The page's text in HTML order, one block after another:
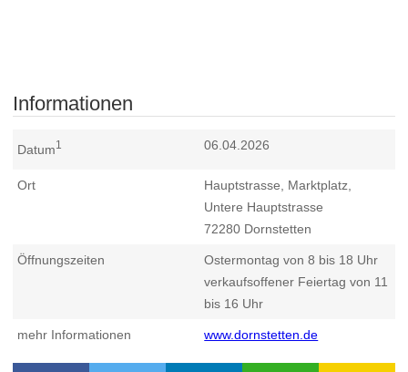
Informationen
Datum1 06.04.2026
Ort
Hauptstrasse, Marktplatz,
Untere Hauptstrasse
72280 Dornstetten
Öffnungszeiten
Ostermontag von 8 bis 18 Uhr
verkaufsoffener Feiertag von 11
bis 16 Uhr
mehr Informationen www.dornstetten.de